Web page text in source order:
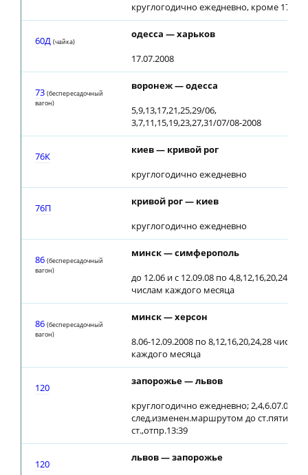
круглогодично ежедневно, кроме
60Д (чайка)
одесса — харьков
17.07.2008
73 (беспересадочный
вагон)
воронеж — одесса
5,9,13,17,21,25,29/06,
3,7,11,15,19,23,27,31/07/08-2008
76К
киев — кривой рог
круглогодично ежедневно
76П
кривой рог — киев
круглогодично ежедневно
86 (беспересадочный
вагон)
минск — симферополь
до 12.06 и с 12.09.08 по 4,8,12,16,20,24,28
числам каждого месяца
86 (беспересадочный
вагон)
минск — херсон
8.06-12.09.2008 по 8,12,16,20,24,28 числам
каждого месяца
120
запорожье — львов
круглогодично ежедневно; 2,4,6.07.08
след.изменен.маршрутом до
ст.,отпр.13:39
120
львов — запорожье